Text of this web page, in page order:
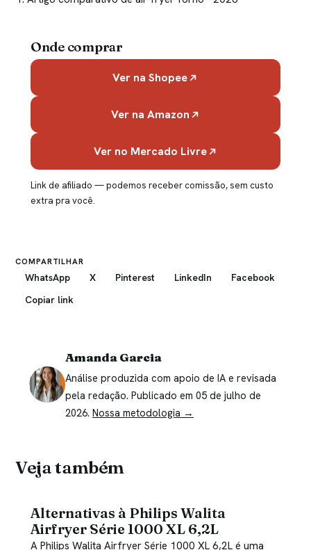
Onde comprar
Ver na Shopee
Ver na Amazon
Ver no Mercado Livre
Link de afiliado — podemos receber comissão, sem custo
extra pra você.
COMPARTILHAR
WhatsApp X Pinterest LinkedIn
Facebook
Copiar link
Amanda Garcia
Análise produzida com apoio de IA e revisada
pela redação. Publicado em 05 de julho de
2026. Nossa metodologia →
Veja também
Alternativas à Philips Walita
Airfryer Série 1000 XL 6,2L
A Philips Walita Airfryer Série 1000 XL 6,2L é uma